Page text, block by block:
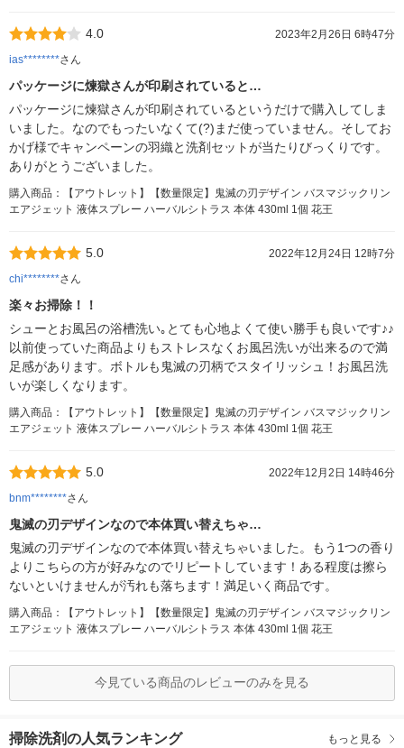
4.0
2023年2月26日 6時47分
ias********さん
パッケージに煉獄さんが印刷されていると…
パッケージに煉獄さんが印刷されているというだけで購入してしま
いました。なのでもったいなくて(?)まだ使っていません。そしてお
かげ様でキャンペーンの羽織と洗剤セットが当たりびっくりです。
ありがとうございました。
購入商品：【アウトレット】【数量限定】鬼滅の刃デザイン バスマジックリン
エアジェット 液体スプレー ハーバルシトラス 本体 430ml 1個 花王
5.0
2022年12月24日 12時7分
chi********さん
楽々お掃除！！
シューとお風呂の浴槽洗い｡とても心地よくて使い勝手も良いです♪♪
以前使っていた商品よりもストレスなくお風呂洗いが出来るので満
足感があります。ボトルも鬼滅の刃柄でスタイリッシュ！お風呂洗
いが楽しくなります。
購入商品：【アウトレット】【数量限定】鬼滅の刃デザイン バスマジックリン
エアジェット 液体スプレー ハーバルシトラス 本体 430ml 1個 花王
5.0
2022年12月2日 14時46分
bnm********さん
鬼滅の刃デザインなので本体買い替えちゃ…
鬼滅の刃デザインなので本体買い替えちゃいました。もう1つの香り
よりこちらの方が好みなのでリピートしています！ある程度は擦ら
ないといけませんが汚れも落ちます！満足いく商品です。
購入商品：【アウトレット】【数量限定】鬼滅の刃デザイン バスマジックリン
エアジェット 液体スプレー ハーバルシトラス 本体 430ml 1個 花王
今見ている商品のレビューのみを見る
掃除洗剤の人気ランキング もっと見る